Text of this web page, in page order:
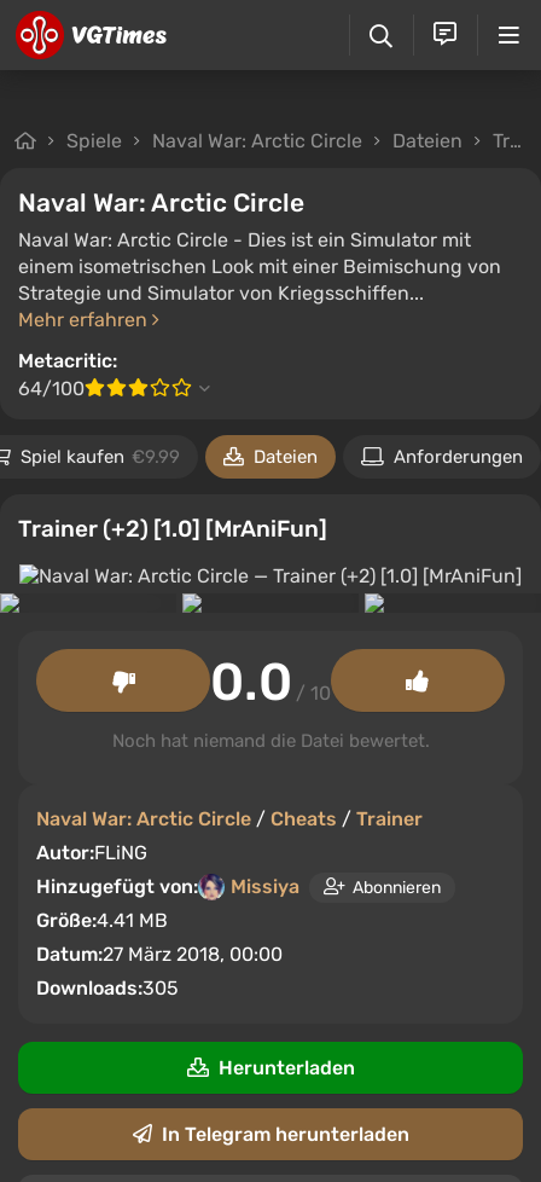
Spiele Naval War: Arctic Circle Dateien Trainer
Naval War: Arctic Circle
Naval War: Arctic Circle - Dies ist ein Simulator mit
einem isometrischen Look mit einer Beimischung von
Strategie und Simulator von Kriegsschiffen...
Mehr erfahren
Metacritic:
64/100
Spiel kaufen €9.99 Dateien Anforderungen
Trainer (+2) [1.0] [MrAniFun]
Naval War: Arctic Circle / Cheats / Trainer
Autor:FLiNG
Hinzugefügt von:
Missiya Abonnieren
Größe:4.41 MB
Datum:27 März 2018, 00:00
Downloads:305
0.0 / 10
Noch hat niemand die Datei bewertet.
Herunterladen
In Telegram herunterladen